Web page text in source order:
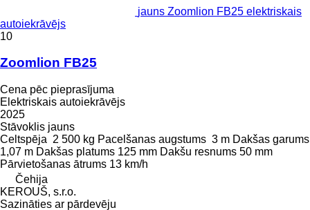
jauns Zoomlion FB25 elektriskais
autoiekrāvējs
10
Zoomlion FB25
Cena pēc pieprasījuma
Elektriskais autoiekrāvējs
2025
Stāvoklis jauns
Celtspēja 2 500 kg Pacelšanas augstums 3 m Dakšas garums
1,07 m Dakšas platums 125 mm Dakšu resnums 50 mm
Pārvietošanas ātrums 13 km/h
Čehija
KEROUŠ, s.r.o.
Sazināties ar pārdevēju